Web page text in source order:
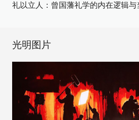
礼以立人：曾国藩礼学的内在逻辑与
光明图片